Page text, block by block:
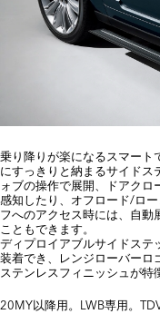
乗り降りが楽になるスマート
にすっきりと納まるサイドス
ォブの操作で展開、ドアク
感知したり、オフロード/ロ
フへのアクセス時には、自
こともできます。
ディプロイアブルサイドステ
装着でき、レンジローバーロ
ステンレスフィニッシュが特
20MY以降用。LWB専用。